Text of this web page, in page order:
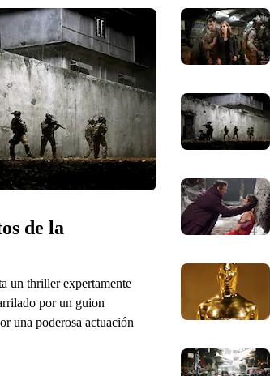
de la
un thriller expertamente
por un guion
una poderosa actuación